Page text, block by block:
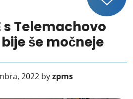
s Telemachovo
še močneje
2022 byzpms